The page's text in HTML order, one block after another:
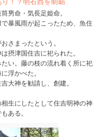
男命・気長足姫命。
暴風雨が起こったため、魚住
さまったという。
摂津国住吉に祀られた。
い。藤の枝の流れ着く所に祀
浮かべた。
大神を勧請し、創建。
生にしたとして住吉明神の神
ある。